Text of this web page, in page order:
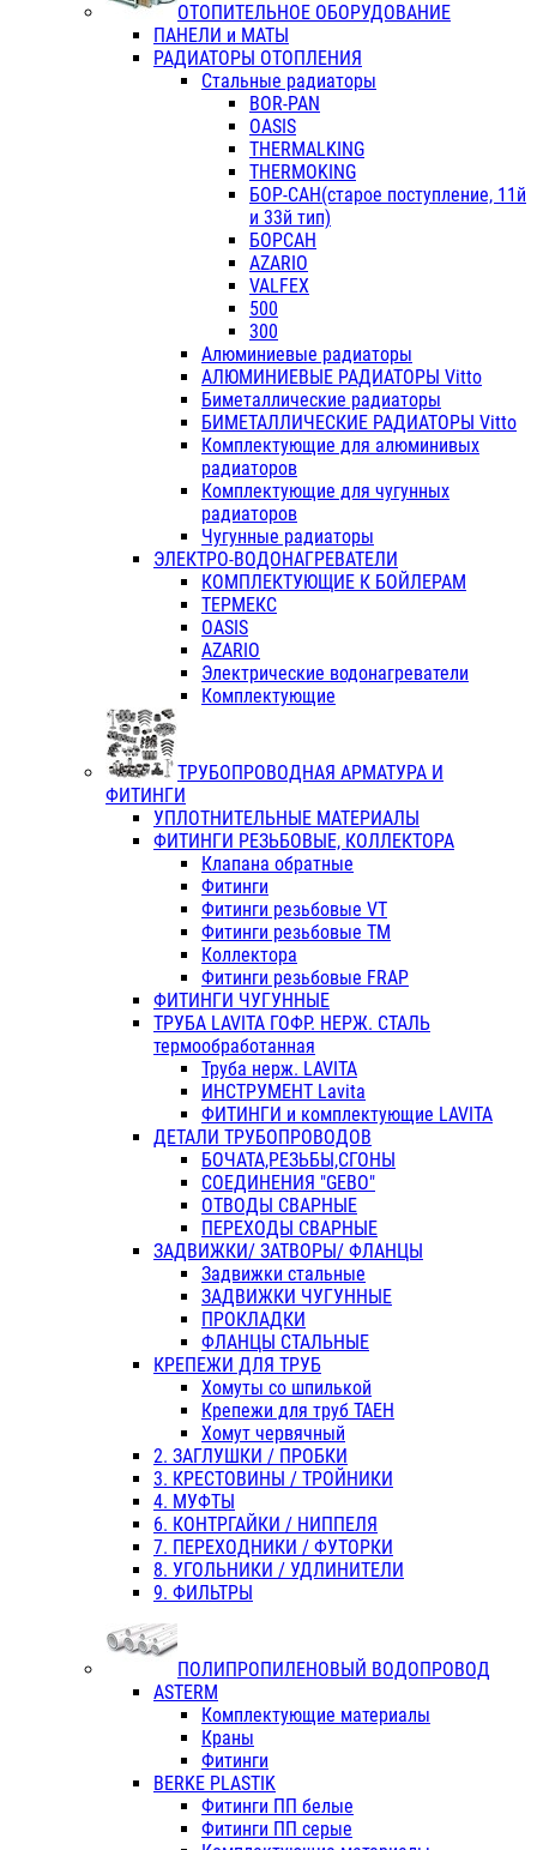
ОТОПИТЕЛЬНОЕ ОБОРУДОВАНИЕ
ПАНЕЛИ и МАТЫ
РАДИАТОРЫ ОТОПЛЕНИЯ
Стальные радиаторы
BOR-PAN
OASIS
THERMALKING
THERMOKING
БОР-САН(старое поступление, 11й
и 33й тип)
БОРСАН
AZARIO
VALFEX
500
300
Алюминиевые радиаторы
АЛЮМИНИЕВЫЕ РАДИАТОРЫ Vitto
Биметаллические радиаторы
БИМЕТАЛЛИЧЕСКИЕ РАДИАТОРЫ Vitto
Комплектующие для алюминивых
радиаторов
Комплектующие для чугунных
радиаторов
Чугунные радиаторы
ЭЛЕКТРО-ВОДОНАГРЕВАТЕЛИ
КОМПЛЕКТУЮЩИЕ К БОЙЛЕРАМ
ТЕРМЕКС
OASIS
AZARIO
Электрические водонагреватели
Комплектующие
ТРУБОПРОВОДНАЯ АРМАТУРА И
ФИТИНГИ
УПЛОТНИТЕЛЬНЫЕ МАТЕРИАЛЫ
ФИТИНГИ РЕЗЬБОВЫЕ, КОЛЛЕКТОРА
Клапана обратные
Фитинги
Фитинги резьбовые VT
Фитинги резьбовые ТМ
Коллектора
Фитинги резьбовые FRAP
ФИТИНГИ ЧУГУННЫЕ
ТРУБА LAVITA ГОФР. НЕРЖ. СТАЛЬ
термообработанная
Труба нерж. LAVITA
ИНСТРУМЕНТ Lavita
ФИТИНГИ и комплектующие LAVITA
ДЕТАЛИ ТРУБОПРОВОДОВ
БОЧАТА,РЕЗЬБЫ,СГОНЫ
СОЕДИНЕНИЯ "GEBO"
ОТВОДЫ СВАРНЫЕ
ПЕРЕХОДЫ СВАРНЫЕ
ЗАДВИЖКИ/ ЗАТВОРЫ/ ФЛАНЦЫ
Задвижки стальные
ЗАДВИЖКИ ЧУГУННЫЕ
ПРОКЛАДКИ
ФЛАНЦЫ СТАЛЬНЫЕ
КРЕПЕЖИ ДЛЯ ТРУБ
Хомуты со шпилькой
Крепежи для труб ТАЕН
Хомут червячный
2. ЗАГЛУШКИ / ПРОБКИ
3. КРЕСТОВИНЫ / ТРОЙНИКИ
4. МУФТЫ
6. КОНТРГАЙКИ / НИППЕЛЯ
7. ПЕРЕХОДНИКИ / ФУТОРКИ
8. УГОЛЬНИКИ / УДЛИНИТЕЛИ
9. ФИЛЬТРЫ
ПОЛИПРОПИЛЕНОВЫЙ ВОДОПРОВОД
ASTERM
Комплектующие материалы
Краны
Фитинги
BERKE PLASTIK
Фитинги ПП белые
Фитинги ПП серые